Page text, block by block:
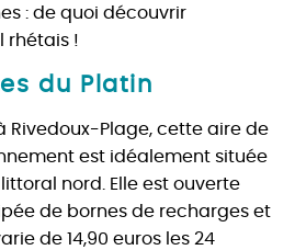
: de quoi découvrir
rhétais !
du Platin
à Rivedoux-Plage, cette aire de
est idéalement située
nord. Elle est ouverte
de bornes de recharges et
de 14,90 euros les 24